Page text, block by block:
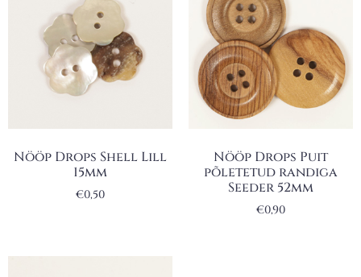
Nööp Drops Shell Lill
15mm
€0,50
Nööp Drops Puit
põletetud randiga
Seeder 52mm
€0,90